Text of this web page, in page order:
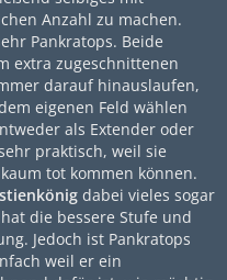
Anzahl zu machen.
Pankratops. Beide
extra zugeschnittenen
darauf hinauslaufen,
eigenen Feld wählen
als Extender oder
praktisch, weil sie
tot kommen können.
dabei vieles sogar
die bessere Stufe und
Jedoch ist Pankratops
weil er ein